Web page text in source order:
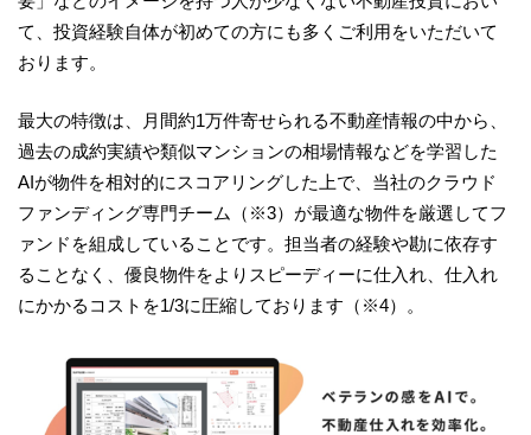
て、投資経験自体が初めての方にも多くご利用をいただいて
おります。
最大の特徴は、月間約1万件寄せられる不動産情報の中から、
過去の成約実績や類似マンションの相場情報などを学習した
AIが物件を相対的にスコアリングした上で、当社のクラウド
ファンディング専門チーム（※3）が最適な物件を厳選してフ
ァンドを組成していることです。担当者の経験や勘に依存す
ることなく、優良物件をよりスピーディーに仕入れ、仕入れ
にかかるコストを1/3に圧縮しております（※4）。